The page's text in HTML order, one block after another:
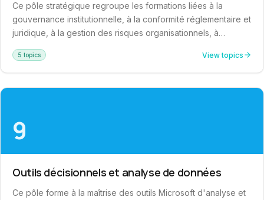
Ce pôle stratégique regroupe les formations liées à la
gouvernance institutionnelle, à la conformité réglementaire et
juridique, à la gestion des risques organisationnels, à
aide les organisations à renforcer leur pilotage institutionnel,
à sécuriser leur fonctionnement et à promouvoir une culture
d'intégrité et de responsabilité sociétale.
5 topics View topics
9
Outils décisionnels et analyse de données
Ce pôle forme à la maîtrise des outils Microsoft d'analyse et